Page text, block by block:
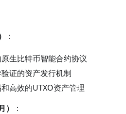
：
生比特币智能合约协议
证的资产发行机制
高效的UTXO资产管理
）
：